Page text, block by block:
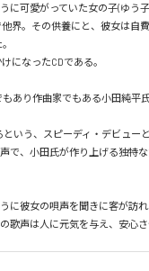
に可愛がっていた女の子(ゆう子
界。その供養にと、彼女は自
になったCDである。
もあり作曲家でもある小田純平
いう、スピーディ・デビューと
で、小田氏が作り上げる独特
に彼女の唄声を聞きに客が訪れ
歌声は人に元気を与え、安心